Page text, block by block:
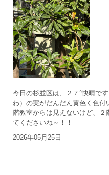
今日の杉並区は、２７°快晴で
わ）の実がだんだん黄色く色付
階教室からは見えないけど、
てくださいね～！！
2026年05月25日